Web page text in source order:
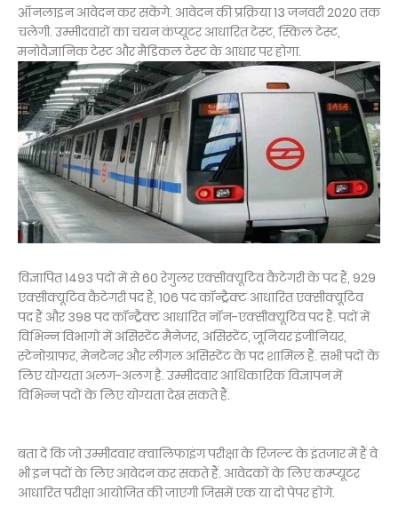
ऑनलाइन आवेदन कर सकेंगे. आवेदन की प्रक्रिया 13 जनवरी 2020 तक
चलेगी. उम्मीदवारों का चयन कंप्यूटर आधारित टेस्ट, स्किल टेस्ट,
मनोवैज्ञानिक टेस्ट और मैडिकल टेस्ट के आधार पर होगा.
विज्ञापित 1493 पदों में से 60 रेगुलर एक्सीक्यूटिव कैटेगरी के पद हैं, 929
एक्सीक्यूटिव कैटेगरी पद हैं, 106 पद कॉन्ट्रैक्ट आधारित एक्सीक्यूटिव
पद हैं और 398 पद कॉन्ट्रैक्ट आधारित नॉन-एक्सीक्यूटिव पद हैं. पदों में
विभिन्न विभागों में असिस्टेंट मैनेजर, असिस्टेंट, जूनियर इंजीनियर,
स्टेनोग्राफर, मेनटेनर और लीगल असिस्टेंट के पद शामिल हैं. सभी पदों के
लिए योग्यता अलग-अलग है. उम्मीदवार आधिकारिक विज्ञापन में
विभिन्न पदों के लिए योग्यता देख सकते हैं.
बता दें कि जो उम्मीदवार क्वालिफाइंग परीक्षा के रिजल्ट के इंतजार में हैं वे
भी इन पदों के लिए आवेदन कर सकते हैं. आवेदकों के लिए कम्प्यूटर
आधारित परीक्षा आयोजित की जाएगी जिसमें एक या दो पेपर होंगे.